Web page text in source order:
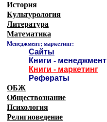
История
Культурология
Литература
Математика
Менеджмент; маркетинг:
Сайты
Книги - менеджмент
Книги - маркетинг
Рефераты
ОБЖ
Обществознание
Психология
Религиоведение